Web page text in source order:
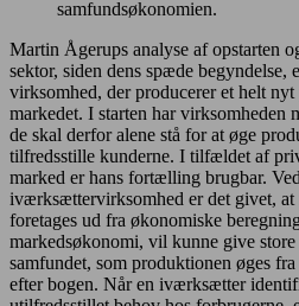
samfundsøkonomien.
Martin Ågerups analyse af opstarten
sektor, siden dens spæde begyndelse,
virksomhed, der producerer et helt
markedet. I starten har virksomheden
de skal derfor alene stå for at øge
tilfredsstille kunderne. I tilfældet af
marked er hans fortælling brugbar.
iværksættervirksomhed er det givet, at
foretages ud fra økonomiske
markedsøkonomi, vil kunne give
samfundet, som produktionen øges
efter bogen. Når en iværksætter